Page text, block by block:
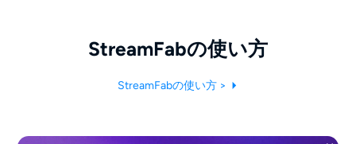
StreamFabの使い方
StreamFabの使い方 >